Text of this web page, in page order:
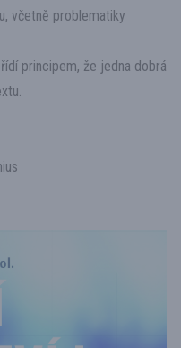
včetně problematiky
principem, že jedna dobrá